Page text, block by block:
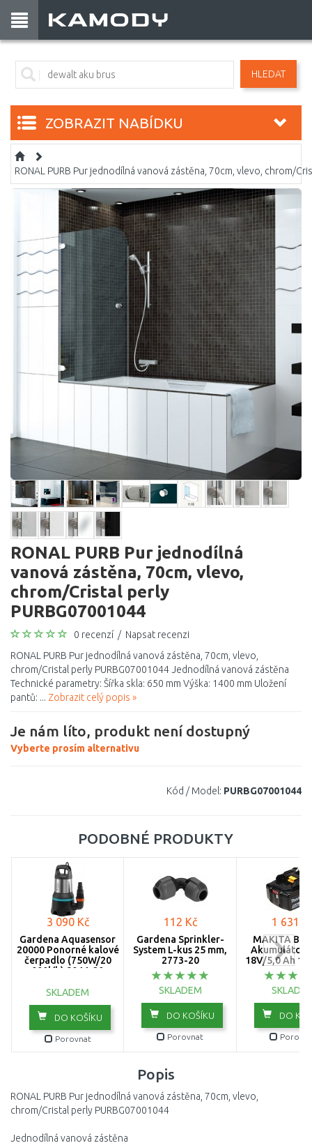
HLEDAT
ZOBRAZIT NABÍDKU
RONAL PURB Pur jednodílná vanová zástěna, 70cm, vlevo, chrom/
RONAL PURB Pur jednodílná
vanová zástěna, 70cm, vlevo,
chrom/Cristal perly
PURBG07001044
0 recenzí / Napsat recenzi
RONAL PURB Pur jednodílná vanová zástěna, 70cm, vlevo,
chrom/Cristal perly PURBG07001044 Jednodílná vanová zástěna
Technické parametry: Šířka skla: 650 mm Výška: 1400 mm Uložení
pantů: ... Zobrazit celý popis »
Je nám líto, produkt není dostupný
Vyberte prosím alternativu
Kód / Model: PURBG07001044
PODOBNÉ PRODUKTY
3 090 Kč
Gardena Aquasensor
20000 Ponorné kalové
čerpadlo (750W/20
000l/h) 9044-20
SKLADEM
DO KOŠÍKU
Porovnat
112 Kč
Gardena Sprinkler-
System L-kus 25 mm,
2773-20
SKLADEM
DO KOŠÍKU
Porovnat
1 631
MAKITA
Akumulátor
18V/5,0 Ah
DO
Popis
RONAL PURB Pur jednodílná vanová zástěna, 70cm, vlevo,
chrom/Cristal perly PURBG07001044
Jednodílná vanová zástěna